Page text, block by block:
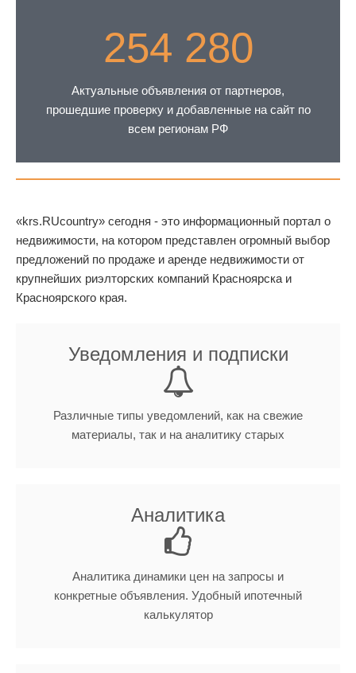
254 280
Актуальные объявления от партнеров,
прошедшие проверку и добавленные на сайт по
всем регионам РФ
«krs.RUcountry» сегодня - это информационный портал о
недвижимости, на котором представлен огромный выбор
предложений по продаже и аренде недвижимости от
крупнейших риэлторских компаний Красноярска и
Красноярского края.
Уведомления и подписки
Различные типы уведомлений, как на свежие
материалы, так и на аналитику старых
Аналитика
Аналитика динамики цен на запросы и
конкретные объявления. Удобный ипотечный
калькулятор